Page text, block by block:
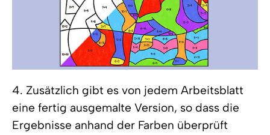
4. Zusätzlich gibt es von jedem Arbeitsblatt
eine fertig ausgemalte Version, so dass die
Ergebnisse anhand der Farben überprüft